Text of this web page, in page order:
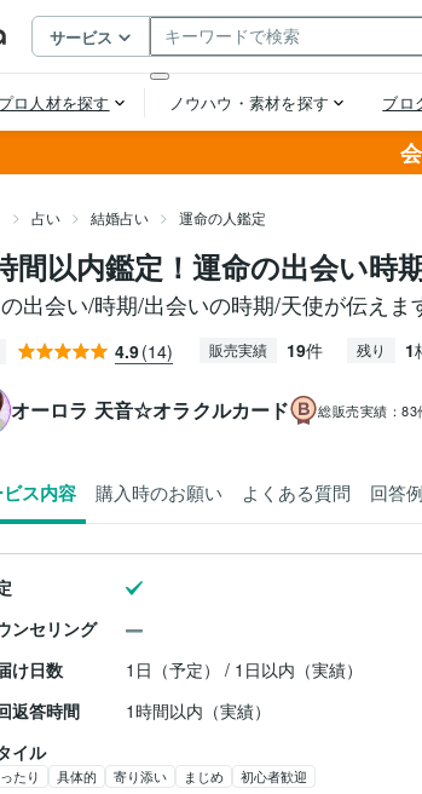
占い 結婚占い 運命の人鑑定
間以内鑑定！運命の出会い時
出会い/時期/出会いの時期/天使が伝えま
4.9(14) 販売実績 19件 残り 1
オーロラ 天音☆オラクルカード 総販売実績：83
ス内容 購入時のお願い よくある質問 回答例
ンセリング
け日数
1日（予定） / 1日以内（実績）
返答時間
1時間以内（実績）
イル
たり 具体的 寄り添い まじめ 初心者歓迎